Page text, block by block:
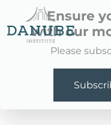
Ensure
with our
Please